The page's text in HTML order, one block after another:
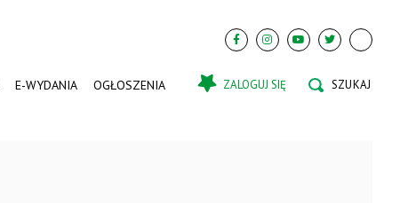
E-WYDANIA OGŁOSZENIA ZALOGUJ SIĘ